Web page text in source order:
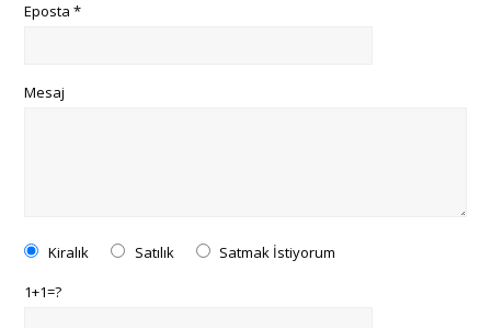
Eposta *
Mesaj
Kiralık Satılık
Satmak İstiyorum
1+1=?